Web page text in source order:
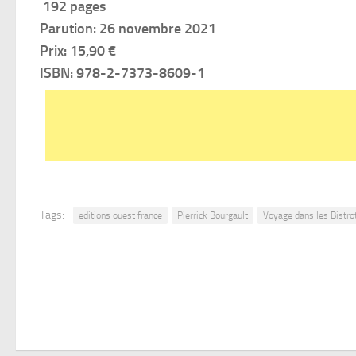
192 pages
Parution: 26 novembre 2021
Prix: 15,90 €
ISBN: 978-2-7373-8609-1
Tags: editions ouest france Pierrick Bourgault Voyage dans les